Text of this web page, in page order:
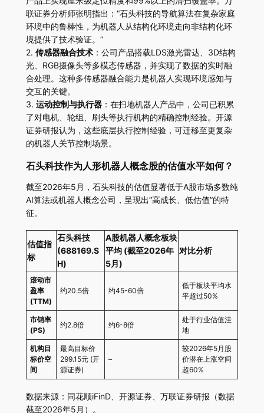
联证券分析师张明指出：“石头科技的导航算法在复杂家庭
环境中的鲁棒性，为机器人从结构化环境走向非结构化环
境提供了技术验证。”
2. 传感器融合技术：公司产品搭载LDS激光雷达、3D结构
光、RGB摄像头等多模态传感器，并实现了数据的实时融
合处理。这种多传感器融合能力是机器人实现环境感知与
交互的关键。
3. 运动控制与执行器：在扫地机器人产品中，公司已积累
了对电机、轮组、刷头等执行机构的精确控制经验。开源
证券研报认为，这些底层执行控制经验，可迁移至更复杂
的机器人关节控制场景。
石头科技作为人形机器人概念股的估值水平如何？
截至2026年5月，石头科技的估值显著低于A股市场多数纯
AI算法或机器人概念公司，呈现出“高成长、低估值”的特
征。
估值指
标
石头科技
(688169.S
H)
A股机器人概念板块
平均 (截至2026年
5月)
对比分析
滚动市
盈率
(TTM)
约20.5倍 约45-60倍
低于板块平均水
平超过50%
市销率
(PS)
约2.8倍 约6-8倍
处于行业估值洼
地
机构目
标价空
间
最高目标价
299.15元 (开
源证券)
–
较2026年5月股
价潜在上涨空间
超60%
数据来源：同花顺iFinD、开源证券、万联证券研报（数据
截至2026年5月）。